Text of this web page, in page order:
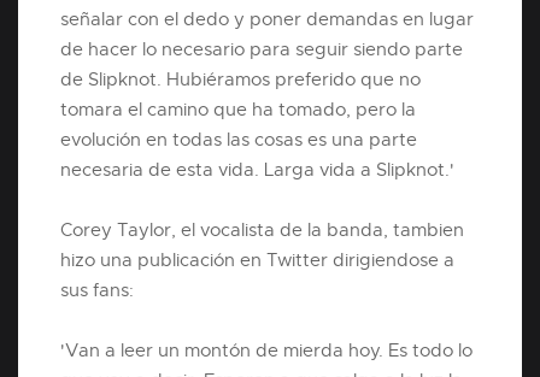
señalar con el dedo y poner demandas en lugar
de hacer lo necesario para seguir siendo parte
de Slipknot. Hubiéramos preferido que no
tomara el camino que ha tomado, pero la
evolución en todas las cosas es una parte
necesaria de esta vida. Larga vida a Slipknot.'
Corey Taylor, el vocalista de la banda, tambien
hizo una publicación en Twitter dirigiendose a
sus fans:
'Van a leer un montón de mierda hoy. Es todo lo